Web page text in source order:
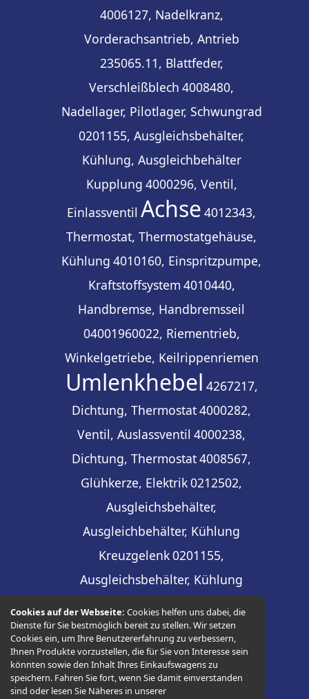
Cookies auf der Webseite:Cookies helfen uns dabei, die
Dienste für Sie bestmöglich bereit zu stellen. Wir setzen
Cookies ein, um Ihre Benutzererfahrung zu verbessern,
Ihnen Produkte vorzustellen, die für Sie von Interesse sein
könnten sowie den Inhalt Ihres Einkaufswagens zu
speichern. Fahren Sie fort, wenn Sie damit einverstanden
sind oder lesen Sie Näheres in unserer
4006127, Nadelkranz,
Vorderachsantrieb, Antrieb
235065.11, Blattfeder,
Verschleißblech 4008480,
Nadellager, Pilotlager, Schwungrad
0201155, Ausgleichsbehälter,
Kühlung, Ausgleichbehälter
Kupplung 4000296, Ventil,
Einlassventil Achse 4012343,
Thermostat, Thermostatgehäuse,
Kühlung 4010160, Einspritzpumpe,
Kraftstoffsystem 4010440,
Handbremse, Handbremsseil
04001960022, Riementrieb,
Winkelgetriebe, Keilrippenriemen
Umlenkhebel 4267217,
Dichtung, Thermostat4000282,
Ventil, Auslassventil 4000238,
Dichtung, Thermostat4008567,
Glühkerze, Elektrik0212502,
Ausgleichsbehälter,
Ausgleichbehälter, Kühlung
Kreuzgelenk0201155,
Ausgleichsbehälter, Kühlung
© 2026 -Thüringer Ersatzteilhandel